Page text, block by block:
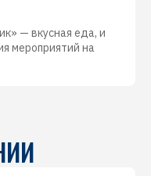
— вкусная еда, и
мероприятий на